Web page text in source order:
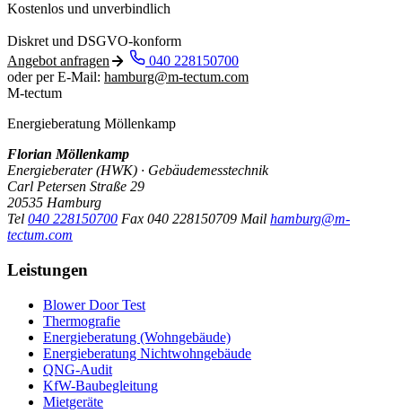
Kostenlos und unverbindlich
Diskret und DSGVO-konform
Angebot anfragen
040 228150700
oder per E-Mail: hamburg@m-tectum.com
M-tectum
Energieberatung Möllenkamp
Florian Möllenkamp
Energieberater (HWK) · Gebäudemesstechnik
Carl Petersen Straße 29
20535 Hamburg
Tel 040 228150700 Fax 040 228150709 Mail hamburg@m-
tectum.com
Leistungen
Blower Door Test
Thermografie
Energieberatung (Wohngebäude)
Energieberatung Nichtwohngebäude
QNG-Audit
KfW-Baubegleitung
Mietgeräte